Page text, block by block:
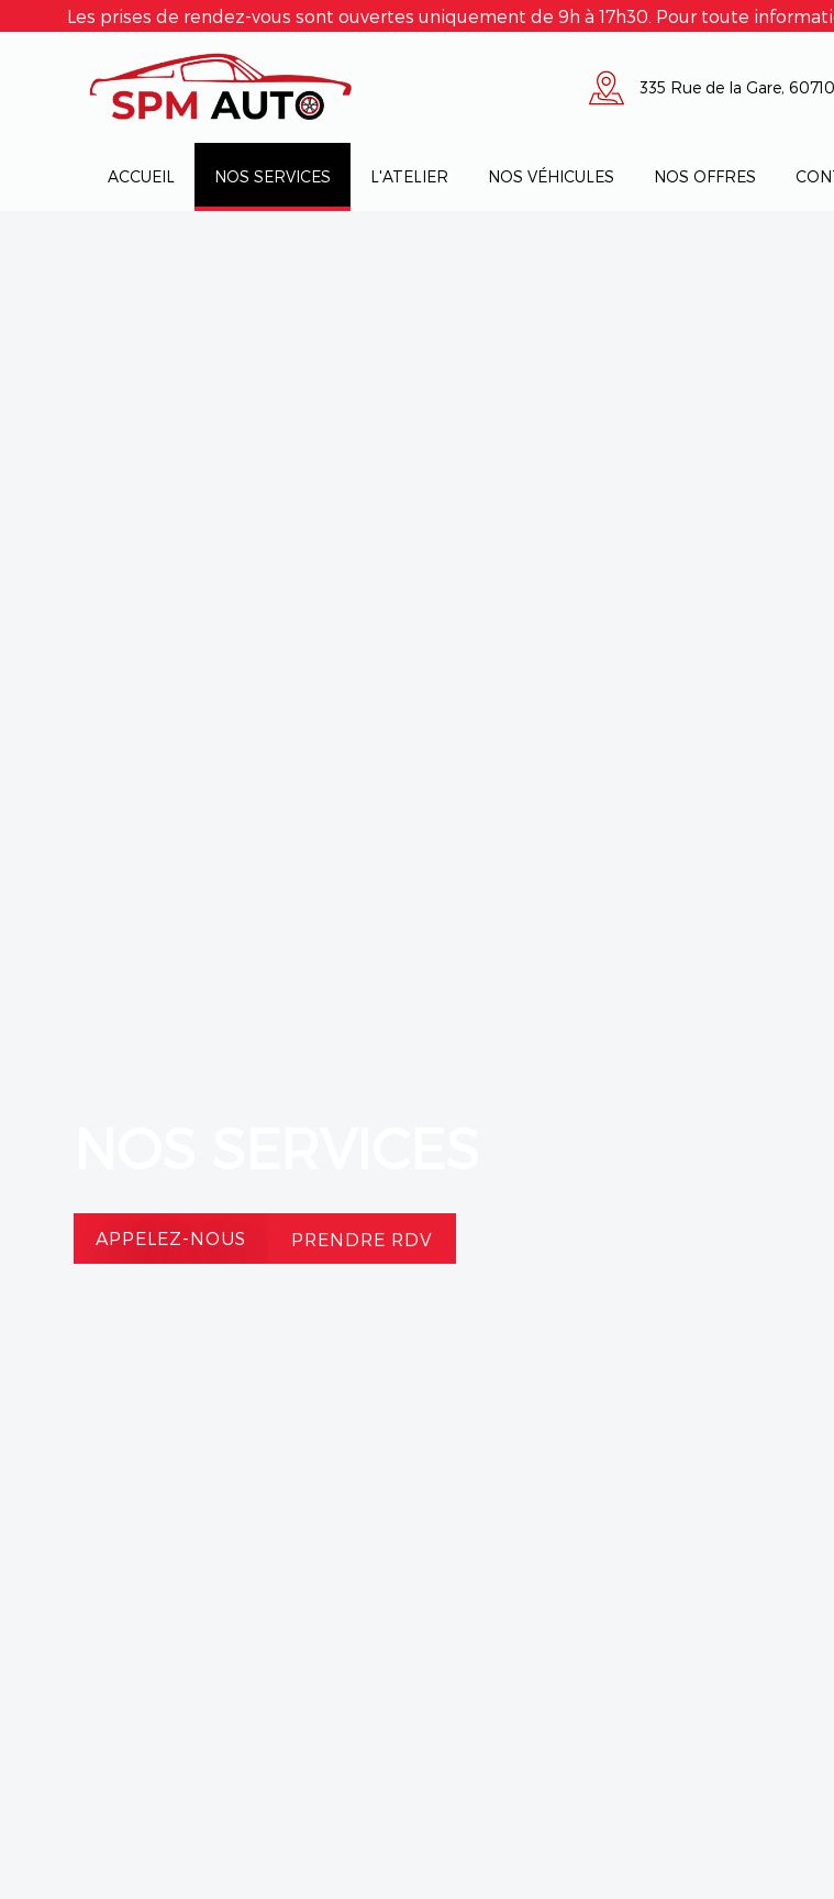
Les prises de rendez-vous sont ouvertes uniquement de 9h à 17h30. Pour toute
335 Rue de la Gare,
ACCUEIL NOS SERVICES L'ATELIER NOS VÉHICULES NOS OFFRES
APPELEZ-NOUS PRENDRE RDV